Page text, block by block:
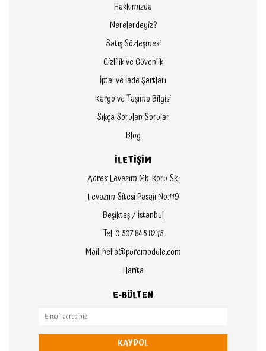
Hakkımızda
Nerelerdeyiz?
Satış Sözleşmesi
Gizlilik ve Güvenlik
İptal ve İade Şartları
Kargo ve Taşıma Bilgisi
Sıkça Sorulan Sorular
Blog
İLETİŞİM
Adres: Levazım Mh. Koru Sk.
Levazım Sitesi Pasajı No:119
Beşiktaş / İstanbul
Tel: 0 507 845 82 15
Mail: hello@puremodule.com
Harita
E-BÜLTEN
KAYDOL